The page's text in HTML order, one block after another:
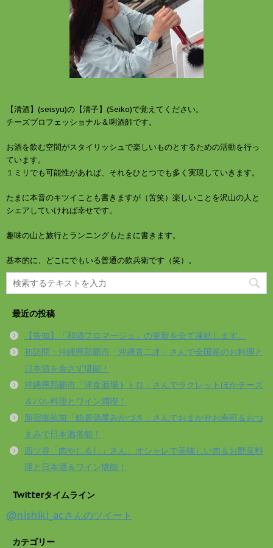
【清酒】(seisyu)の【清子】(Seiko)で覚えてください。
チーズプロフェッショナル＆唎酒師です。
お酒を飲む空間がスタイリッシュで楽しいものとするための活動を行っ
ています。
１ミリでも可能性があれば、それをひとつでも多く実現していきます。
たまに本音のキツイことも書きますが（苦笑）楽しいことを沢山の人と
シェアしていければ幸せです。
趣味の山と旅行とランニングもたまに書きます。
基本的に、どこにでもいる普通の飲兵衛です（笑）。
最近の投稿
【告知】「和酒フロマージュ」の更新を全て凍結します。
初訪問：沖縄県那覇市「沖縄青二才」さんで全国産のお料理と
日本酒を余さず堪能！
沖縄県那覇市「洋食酒場トトロ」さんでラクレットほかチーズ
＆バル料理とワイン満喫！
新宿御苑前「鮨居酒屋みかづき」さんでおまかせお寿司＆おつ
まみで日本酒堪能！
四ツ谷「肉やしるし」さん、オシャレで美味しい肉＆お野菜料
理と日本酒＆ワイン堪能！
Twitterタイムライン
@nishiki_acさんのツイート
カテゴリー